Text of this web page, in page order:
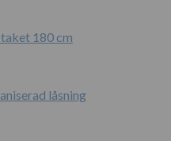
180 cm